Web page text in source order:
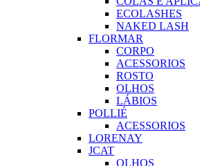
ECOLASHES
NAKED LASH
FLORMAR
CORPO
ACESSORIOS
ROSTO
OLHOS
LÁBIOS
POLLIÉ
ACESSORIOS
LORENAY
JCAT
OLHOS